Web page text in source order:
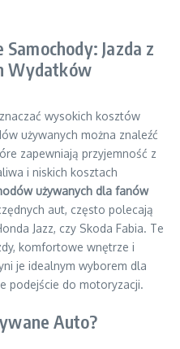
Jazda z
Wydatków
wysokich kosztów
używanych można znaleźć
zapewniają przyjemność z
i niskich kosztach
używanych dla fanów
aut, często polecają
Jazz, czy Skoda Fabia. Te
komfortowe wnętrze i
je idealnym wyborem dla
podejście do motoryzacji.
Auto?